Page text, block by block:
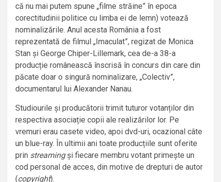
că nu mai putem spune „filme străine” în epoca
corectitudinii politice cu limba ei de lemn) votează
nominalizările. Anul acesta România a fost
reprezentată de filmul „Imaculat”, regizat de Monica
Stan și George Chiper-Lillemark, cea de-a 38-a
producție românească înscrisă în concurs din care din
păcate doar o singură nominalizare, „Colectiv”,
documentarul lui Alexander Nanau.
Studiourile și producătorii trimit tuturor votanților din
respectiva asociație copii ale realizărilor lor. Pe
vremuri erau casete video, apoi dvd-uri, ocazional câte
un blue-ray. În ultimii ani toate producțiile sunt oferite
prin streamingși fiecare membru votant primește un
cod personal de acces, din motive de drepturi de autor
(copyright).